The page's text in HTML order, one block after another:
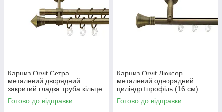
Карниз Orvit Сетра
металевий дворядний
закритий гладка труба кільце
металеве Антик 16\16 мм 200
см (7329468)
Готово до відправки
Карниз Orvit Люксор
металевий однорядний
циліндр+профіль (16 см)
профільна труба Антик 19 мм
200 см (7218028)
Готово до відправки